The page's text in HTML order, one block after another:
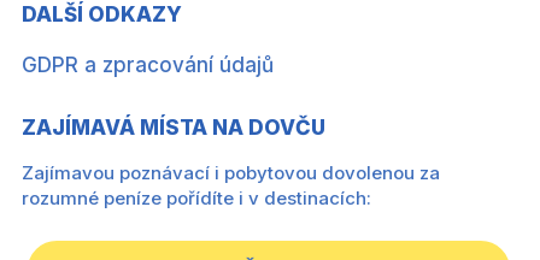
DALŠÍ ODKAZY
GDPR a zpracování údajů
ZAJÍMAVÁ MÍSTA NA DOVČU
Zajímavou poznávací i pobytovou dovolenou za
rozumné peníze pořídíte i v destinacích: